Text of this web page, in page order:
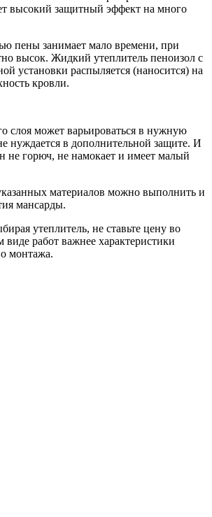
высокий защитный эффект на много
пены занимает мало времени, при
высок. Жидкий утеплитель пеноизол с
установки распыляется (наносится) на
кровли.
слоя может варьироваться в нужную
нуждается в дополнительной защите. И
не горюч, не намокает и имеет малый
материалов можно выполнить и
мансарды.
утеплитель, не ставьте цену во
виде работ важнее характеристики
монтажа.